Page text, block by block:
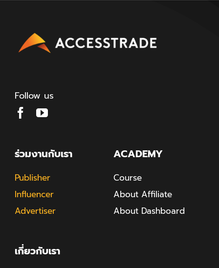
Follow us
ร่วมงานกับเรา
Publisher
Influencer
Advertiser
ACADEMY
Course
About Affiliate
About Dashboard
เกี่ยวกับเรา